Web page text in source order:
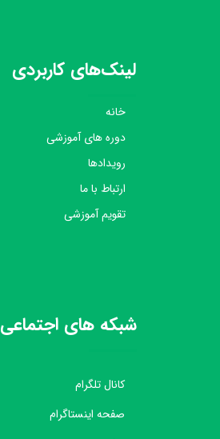
لینک‌های کاربردی
خانه
دوره های آموزشی
رویدادها
ارتباط با ما
تقویم آموزشی
شبکه های اجتماعی
کانال تلگرام
صفحه اینستاگرام